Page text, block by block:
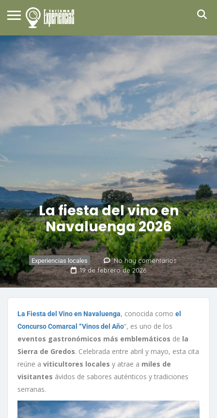
La fiesta del vino en
Navaluenga 2026
Experiencias locales
No hay comentarios
19 de febrero de 2026
La Fiesta del Vino en Navaluenga, conocida como el
Concurso Comarcal “Vinos del Año“, es uno de los
eventos gastronómicos más emblemáticos de la
Sierra de Gredos. Celebrada entre abril y mayo, esta cita
reúne a viticultores locales y atrae a miles de
visitantes ávidos de sabores auténticos y tradiciones
serranas.